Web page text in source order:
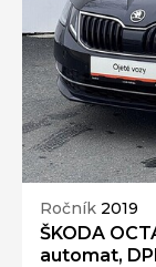
Ročník 2019
ŠKODA
automat,